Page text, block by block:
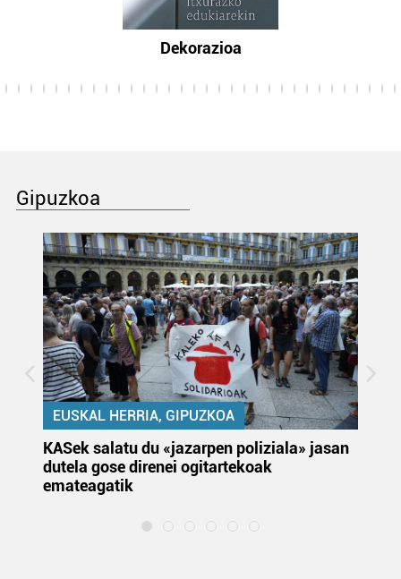
Dekorazioa
Gipuzkoa
EUSKAL HERRIA, GIPUZKOA
KASek salatu du «jazarpen poliziala» jasan
dutela gose direnei ogitartekoak
emateagatik